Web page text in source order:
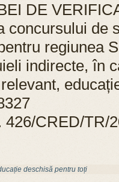
DE
concursului de
regiunea
indirecte, în
426/CRED/TR/
deschisă pentru toți